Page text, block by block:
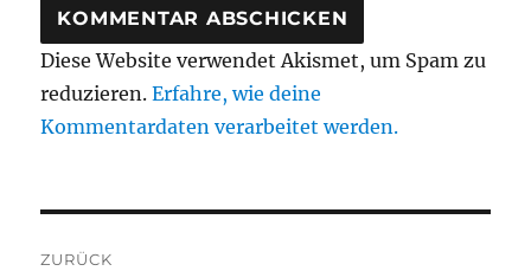
Diese Website verwendet Akismet, um Spam zu
reduzieren.Erfahre, wie deine
Kommentardaten verarbeitet werden.
ZURÜCK